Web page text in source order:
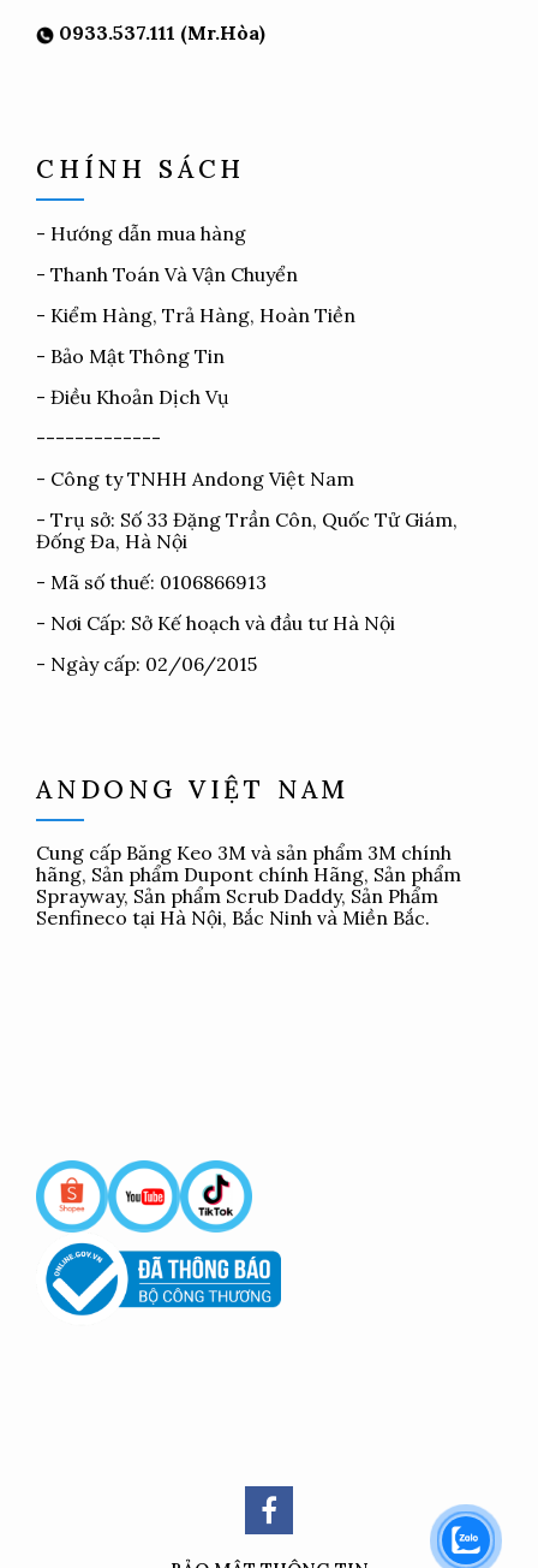
0933.537.111 (Mr.Hòa)
CHÍNH SÁCH
- Hướng dẫn mua hàng
- Thanh Toán Và Vận Chuyển
- Kiểm Hàng, Trả Hàng, Hoàn Tiền
- Bảo Mật Thông Tin
- Điều Khoản Dịch Vụ
-------------
- Công ty TNHH Andong Việt Nam
- Trụ sở: Số 33 Đặng Trần Côn, Quốc Tử Giám,
Đống Đa, Hà Nội
- Mã số thuế: 0106866913
- Nơi Cấp: Sở Kế hoạch và đầu tư Hà Nội
- Ngày cấp: 02/06/2015
ANDONG VIỆT NAM
Cung cấp Băng Keo 3M và sản phẩm 3M chính
hãng, Sản phẩm Dupont chính Hãng, Sản phẩm
Sprayway, Sản phẩm Scrub Daddy, Sản Phẩm
Senfineco tại Hà Nội, Bắc Ninh và Miền Bắc.